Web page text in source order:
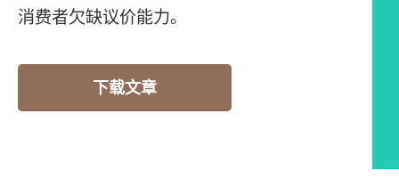
消费者欠缺议价能力。
下载文章